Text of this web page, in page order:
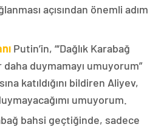
açısından önemli adım
Putin’in, “‘Dağlık Karabağ
duymamayı umuyorum”
katıldığını bildiren Aliyev,
umuyorum.
bahsi geçtiğinde, sadece